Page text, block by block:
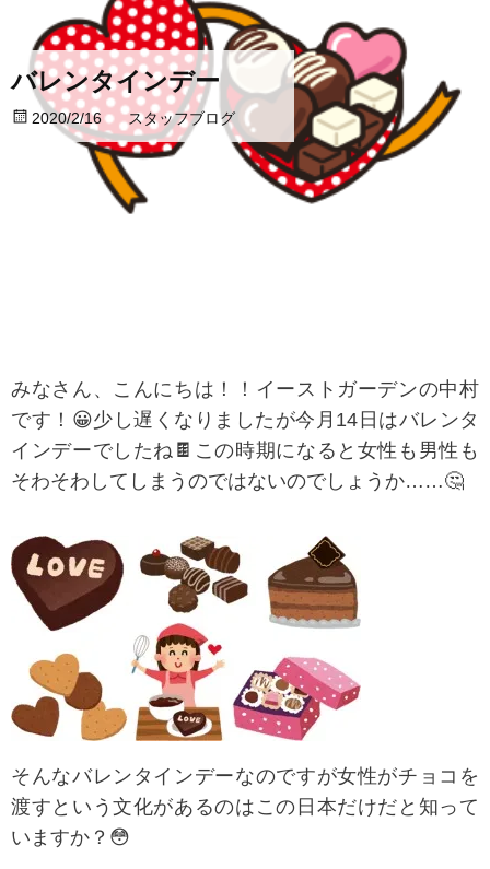
バレンタインデー
2020/2/16 スタッフブログ
みなさん、こんにちは！！イーストガーデンの中村
です！😀少し遅くなりましたが今月14日はバレンタ
インデーでしたね🍫この時期になると女性も男性も
そわそわしてしまうのではないのでしょうか……🤔
そんなバレンタインデーなのですが女性がチョコを
渡すという文化があるのはこの日本だけだと知って
いますか？😳